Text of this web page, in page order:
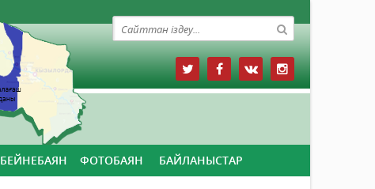
БЕЙНЕБАЯН ФОТОБАЯН БАЙЛАНЫСТАР